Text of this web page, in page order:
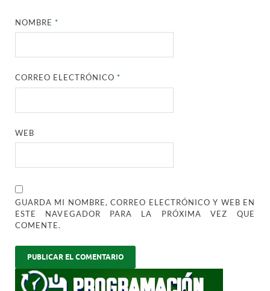
NOMBRE*
CORREO ELECTRÓNICO*
WEB
GUARDA MI NOMBRE, CORREO ELECTRÓNICO Y WEB EN
ESTE NAVEGADOR PARA LA PRÓXIMA VEZ QUE
COMENTE.